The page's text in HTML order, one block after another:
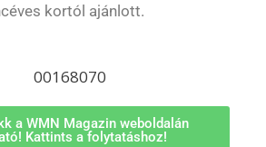
kortól ajánlott.
a WMN Magazin weboldalán
Kattints a folytatáshoz!